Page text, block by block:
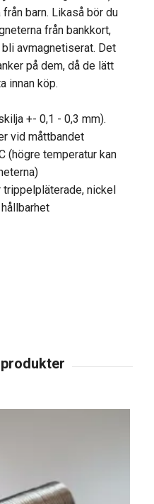
barn. Likaså bör du
från bankkort,
avmagnetiserat. Det
på dem, då de lätt
innan köp.
+- 0,1 - 0,3 mm).
vid måttbandet
(högre temperatur kan
nickel